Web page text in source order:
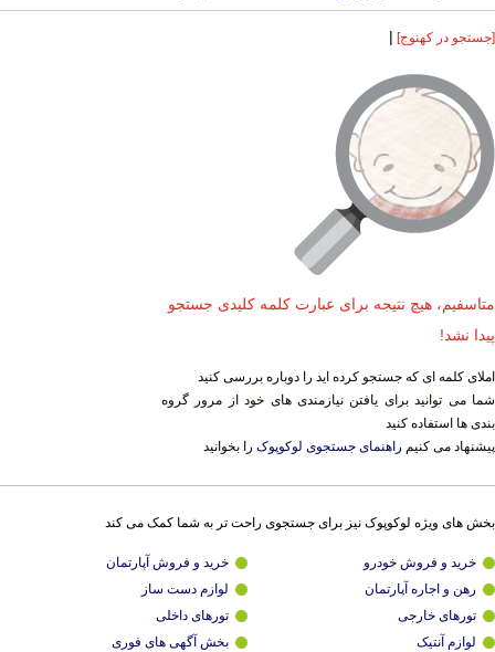
[جستجو در کهنوج] |
متاسفیم، هیچ نتیجه برای عبارت کلمه کلیدی جستجو
پیدا نشد!
املای کلمه ای که جستجو کرده اید را دوباره بررسی کنید
شما می توانید برای یافتن نیازمندی های خود از مرور گروه
بندی ها استفاده کنید
پیشنهاد می کنیم راهنمای جستجوی لوکوپوک را بخوانید
بخش های ویژه لوکوپوک نیز برای جستجوی راحت تر به شما کمک می کند
خرید و فروش خودرو
خرید و فروش آپارتمان
رهن و اجاره آپارتمان
لوازم دست ساز
تورهای خارجی
تورهای داخلی
لوازم آنتیک
بخش آگهی های فوری